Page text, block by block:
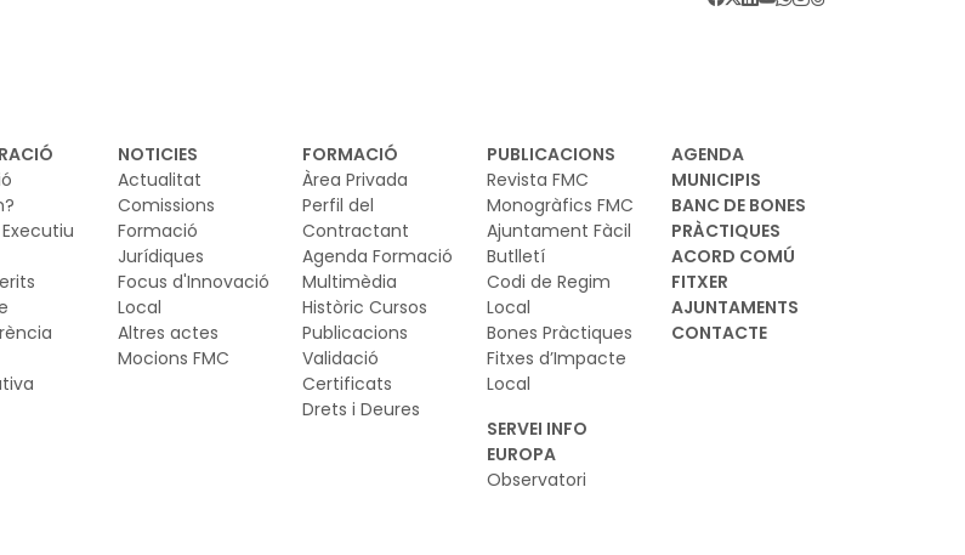
NOTICIES
Actualitat
Comissions
Formació
Jurídiques
Focus d'Innovació
Local
Altres actes
Mocions FMC
FORMACIÓ
Àrea Privada
Perfil del
Contractant
Agenda Formació
Multimèdia
Històric Cursos
Publicacions
Validació
Certificats
Drets i Deures
PUBLICACIONS
Revista FMC
Monogràfics FMC
Ajuntament Fàcil
Butlletí
Codi de Regim
Local
Bones Pràctiques
Fitxes d’Impacte
Local
SERVEI INFO
EUROPA
Observatori
AGENDA
MUNICIPIS
BANC DE BONES
PRÀCTIQUES
ACORD COMÚ
FITXER
AJUNTAMENTS
CONTACTE